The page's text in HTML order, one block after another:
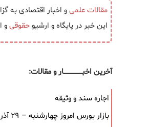
مقالات علمیو اخبار اقتصادی به
این خبر در پایگاه و ارشیوحقوقیو
آخرین اخبــــــــــــــــــار و مقالات:
اجاره سند و وثیقه
بازار بورس امروز چهارشنبه – ۲۹ آذر ۱۴۰۲